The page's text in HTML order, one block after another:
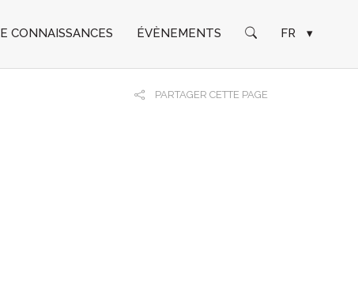
CONNAISSANCES ÉVÈNEMENTS FR ▾
PARTAGER CETTE PAGE